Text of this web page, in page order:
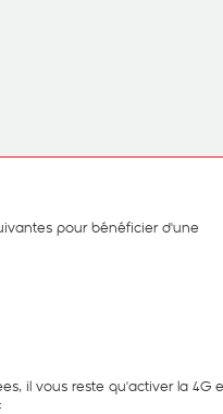
pour bénéficier d'une
il vous reste qu'activer la 4G